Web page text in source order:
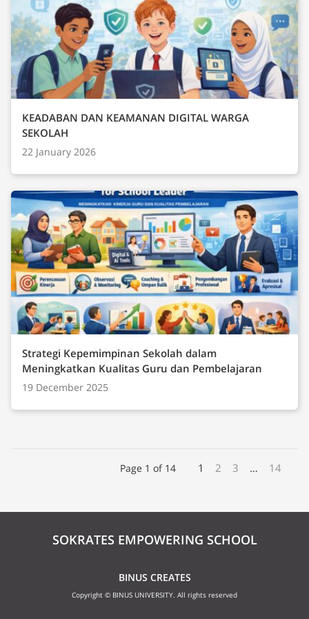
KEADABAN DAN KEAMANAN DIGITAL WARGA
SEKOLAH
22 January 2026
Strategi Kepemimpinan Sekolah dalam
Meningkatkan Kualitas Guru dan Pembelajaran
19 December 2025
Page 1 of 14 1 2 3 … 14
SOKRATES EMPOWERING SCHOOL
BINUS CREATES
Copyright © BINUS UNIVERSITY. All rights reserved